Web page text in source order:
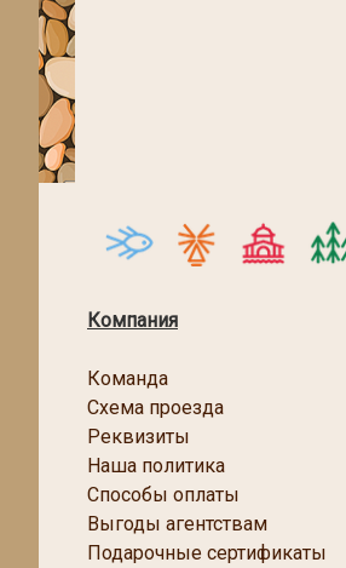
Компания
Команда
Схема проезда
Реквизиты
Наша политика
Способы оплаты
Выгоды агентствам
Подарочные сертификаты